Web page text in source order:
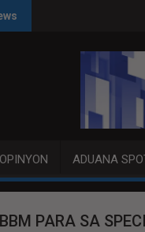
PITO KATAO
OPINYON ADUANA
PARA SA